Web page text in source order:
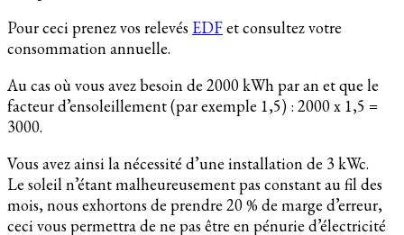
Pour ceci prenez vos relevés EDFet consultez votre
consommation annuelle.
Au cas où vous avez besoin de 2000 kWh par an et que le
facteur d’ensoleillement (par exemple 1,5) : 2000 x 1,5 =
3000.
Vous avez ainsi la nécessité d’une installation de 3 kWc.
Le soleil n’étant malheureusement pas constant au fil des
mois, nous exhortons de prendre 20 % de marge d’erreur,
ceci vous permettra de ne pas être en pénurie d’électricité